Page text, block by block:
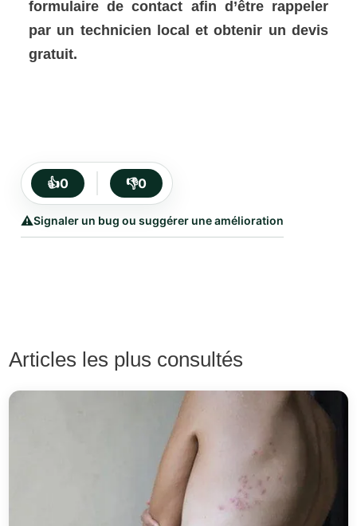
formulaire de contact afin d’être rappeler
par un technicien local et obtenir un devis
gratuit.
👍0 👎0
⚠️Signaler un bug ou suggérer une amélioration
Articles les plus consultés